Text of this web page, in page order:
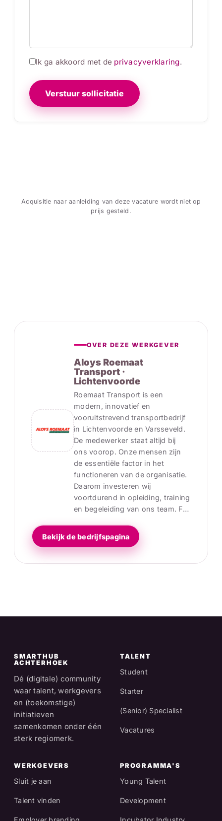
Ik ga akkoord met de privacyverklaring.
Verstuur sollicitatie
Acquisitie naar aanleiding van deze vacature wordt niet op
prijs gesteld.
OVER DEZE WERKGEVER
Aloys Roemaat
Transport ·
Lichtenvoorde
Roemaat Transport is een
modern, innovatief en
vooruitstrevend transportbedrijf
in Lichtenvoorde en Varsseveld.
De medewerker staat altijd bij
ons voorop. Onze mensen zijn
de essentiële factor in het
functioneren van de organisatie.
Daarom investeren wij
voortdurend in opleiding, training
en begeleiding van ons team. F…
Bekijk de bedrijfspagina
SMARTHUB
ACHTERHOEK
Dé (digitale) community
waar talent, werkgevers
en (toekomstige)
initiatieven
samenkomen onder één
sterk regiomerk.
TALENT
Student
Starter
(Senior) Specialist
Vacatures
WERKGEVERS
Sluit je aan
Talent vinden
PROGRAMMA'S
Young Talent
Development